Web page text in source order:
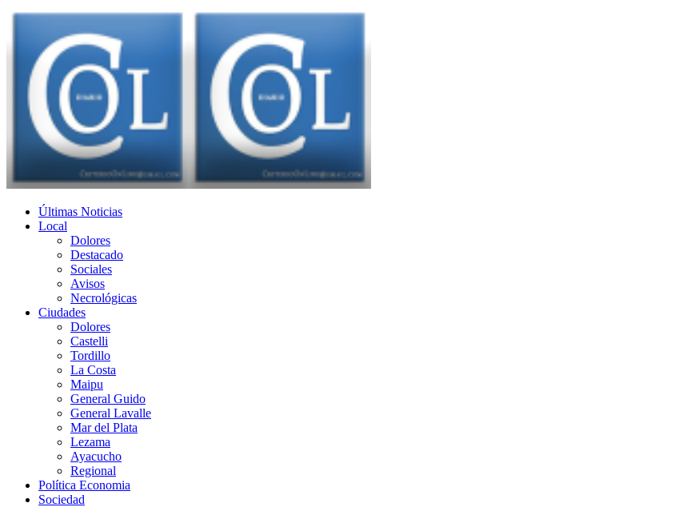
Últimas Noticias
Local
Dolores
Destacado
Sociales
Avisos
Necrológicas
Ciudades
Dolores
Castelli
Tordillo
La Costa
Maipu
General Guido
General Lavalle
Mar del Plata
Lezama
Ayacucho
Regional
Política Economia
Sociedad